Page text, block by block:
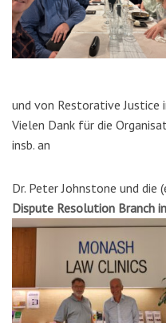
und von Restorative Justice
Vielen Dank für die
insb. an
Dr. Peter Johnstone und die
Dispute Resolution Branch